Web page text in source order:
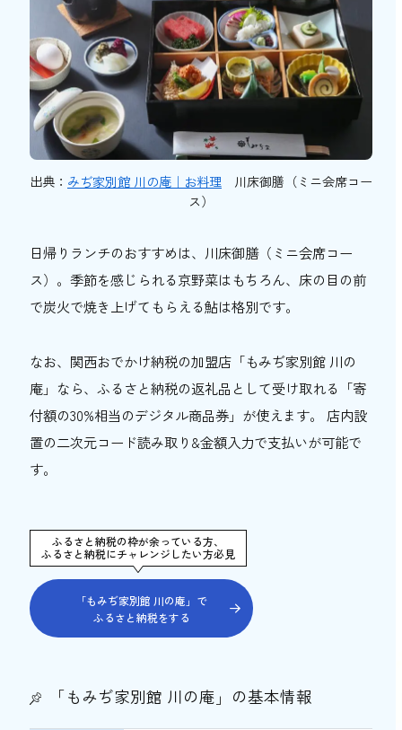
出典： みぢ家別館 川の庵｜お料理 川床御膳（ミニ会席コー
ス）
日帰りランチのおすすめは、川床御膳（ミニ会席コー
ス）。季節を感じられる京野菜はもちろん、床の目の前
で炭火で焼き上げてもらえる鮎は格別です。
なお、関西おでかけ納税の加盟店「もみぢ家別館 川の
庵」なら、ふるさと納税の返礼品として受け取れる「寄
付額の30%相当のデジタル商品券」が使えます。 店内設
置の二次元コード読み取り&金額入力で支払いが可能で
す。
ふるさと納税の枠が余っている方、
ふるさと納税にチャレンジしたい方必見
「もみぢ家別館 川の庵」で
ふるさと納税をする
「もみぢ家別館 川の庵」の基本情報